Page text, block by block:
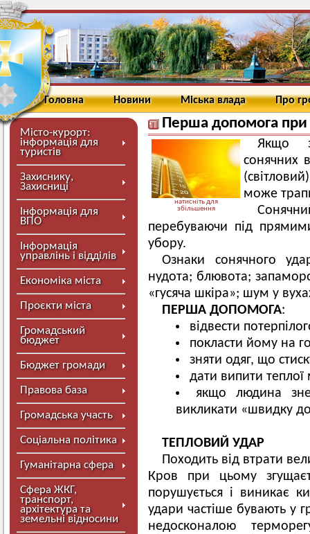
Головна Новини Міська влада Про
Місто-курорт:
інформація для
туристів
Захиснику,
Захисниці
Інформація для
ВПО
Інформація
управлінь і відділів
Економіка міста
Проєкти міста
Громадський
бюджет
Бюджет громади
Правова база
Громадська участь
Соціальна політика
Гуманітарна сфера
Сфера ЖКГ,
транспорт,
архітектура та
земельні відносини
Перша допомога при
натисніть для
збільшення
Якщо
сонячних
може
перебуваючи під
убору.
Ознаки сонячного
нудота; блювота;
«гусяча шкіра»; шум у
ПЕРША ДОПОМОГА:
відвести
покласти йому на
зняти одяг, що
дати випити
якщо людина
викликати «швидку
ТЕПЛОВИЙ УДАР
Походить від втрати
Кров при цьому
порушується і виникає
удари частіше бувають у
недосконалою